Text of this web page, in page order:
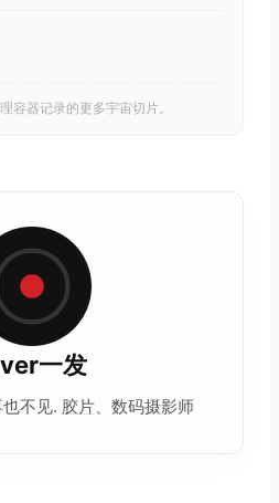
容器记录的更多宇宙切片。
一发
不见. 胶片、数码摄影师